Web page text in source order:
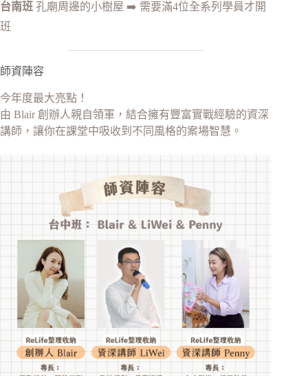
台南班 孔廟周邊的小樹屋 ➡️ 需要滿4位全系列學員才開
班
師資陣容
今年度最大亮點！
由 Blair 創辦人親自領軍，結合擁有豐富實戰經驗的資深
講師，讓你在課堂中吸收到不同風格的案場智慧。